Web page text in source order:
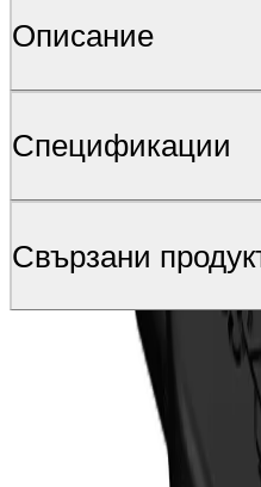
Описание
Спецификации
Свързани